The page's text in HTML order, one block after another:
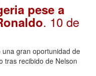
pese a
. 10 de
gran oportunidad de
tras recibido de Nelson